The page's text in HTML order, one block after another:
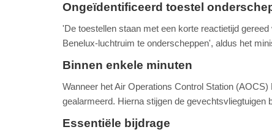
Ongeïdentificeerd toestel
'De toestellen staan met een korte reactietijd
Benelux-luchtruim te onderscheppen', aldus het
Binnen enkele minuten
Wanneer het Air Operations Control Station
gealarmeerd. Hierna stijgen de gevechtsvliegtuigen
Essentiële bijdrage